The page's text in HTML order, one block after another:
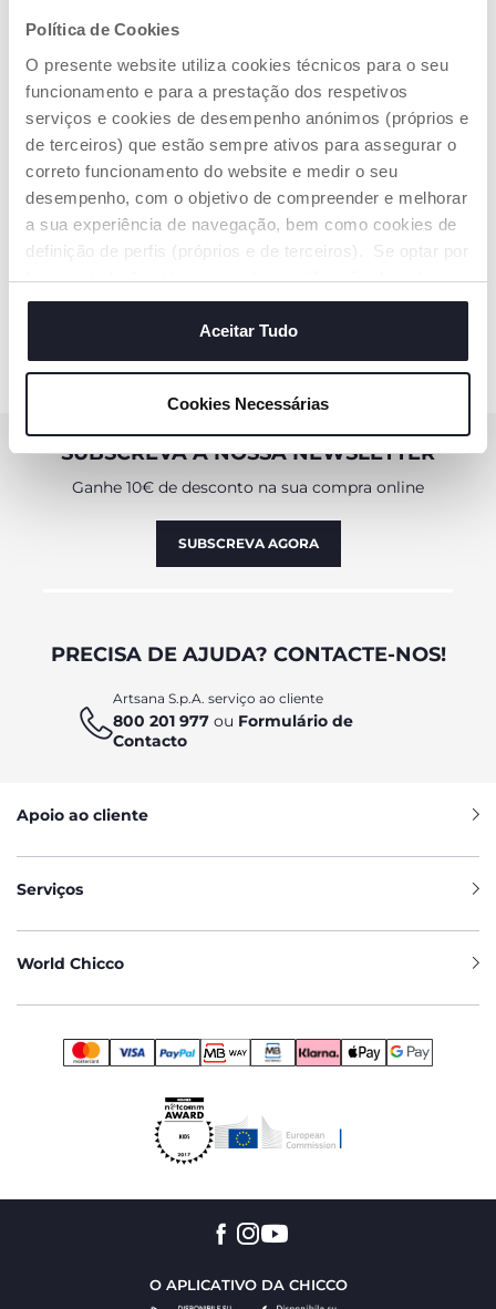
Política de Cookies
O presente website utiliza cookies técnicos para o seu
funcionamento e para a prestação dos respetivos
serviços e cookies de desempenho anónimos (próprios e
de terceiros) que estão sempre ativos para assegurar o
correto funcionamento do website e medir o seu
desempenho, com o objetivo de compreender e melhorar
a sua experiência de navegação, bem como cookies de
definição de perfis (próprios e de terceiros). Se optar por
“aceitar todos” está a consentir na utilização de todos os
cookies. Se quiser saber mais, alterar ou revogar o
consentimento de todos ou de alguns cookies, clique em
"mostrar detalhes". Ao fechar este aviso, está a
são necessários e essenciais para garantir o
funcionamento desta página.
Aceitar Tudo
Cookies Necessárias
Carro Polícia Turbo Touch
€ 9,99
AVISAR-ME
SUBSCREVA A NOSSA NEWSLETTER
Ganhe 10€ de desconto na sua compra online
SUBSCREVA AGORA
PRECISA DE AJUDA? CONTACTE-NOS!
Artsana S.p.A. serviço ao cliente
800 201 977 ou Formulário de
Contacto
Apoio ao cliente
Serviços
World Chicco
O APLICATIVO DA CHICCO